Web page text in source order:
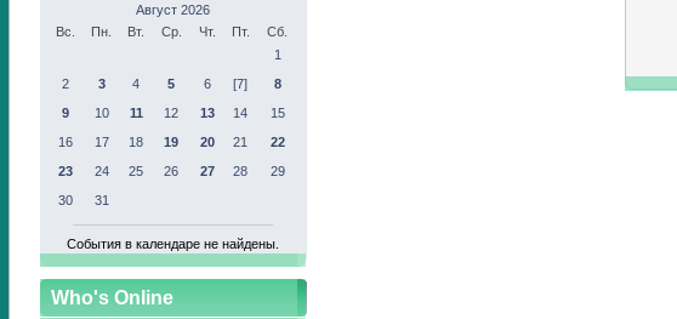
Август 2026
Вс.
Пн. Вт. Ср. Чт. Пт.
Сб.
1
2
3 4 5 6 [7]
8
9
10 11 12 13 14
15
16
17 18 19 20 21
22
23
24 25 26 27 28
29
30
31
События в календаре не найдены.
Who's Online